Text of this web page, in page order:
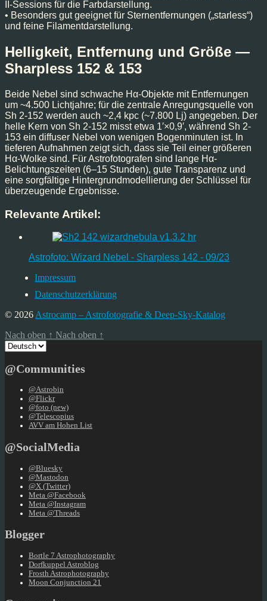
II-Sessions für die Farbdarstellung.
• Besonders gut geeignet für Sternentfernungen („starless“)
und feine Filamentdarstellung.
Helligkeit, Entfernung und Größe —
Sharpless 152 & 153
Beide Nebel sind schwache Hα-Objekte mit Entfernungen
um ~4.500 Lichtjahre; für die zentrale Anregungsquelle von
Sh 2-152 werden auch ~2,4 kpc (~7.800 Lj) angegeben. Der
helle Kern von Sh 2-152 misst etwa 1′×0,9′, während Sh 2-
153 ein diffuser Nebel von wenigen Bogenminuten ist. In
tieferen Aufnahmen zeigt sich, dass sie Teil einer größeren
Hα-Wolke sind. Für Astrofotografen sind lange Hα-
Belichtungszeiten (6–15 Stunden), gute Transparenz und
eine sorgfältige Hintergrundmodellierung der Schlüssel für
überzeugende Ergebnisse.
Relevante Artikel:
Astrofoto: Wizard Nebel - Sharpless 142 - 09/23
Impressum
Datenschutzerklärung
© 2026 Astrocamp – Astrofotografie & Deep-Sky-Katalog
Nach oben ↑ Nach oben ↑
Sprache
auswählen
@Communities
@Astrobin
@Flickr
@foto (new)
@Telescopius
AVV am Hohen List
@SocialMedia
@Bluesky
@Mastodon
@X (Twitter)
Meta @Facebook
Meta @Instagram
Meta @Threads
Blogger
Bortle 7 Astrophotography
Dorfkuppel Astroblog
Frosth Astrophotography
Moon Conjunction 21